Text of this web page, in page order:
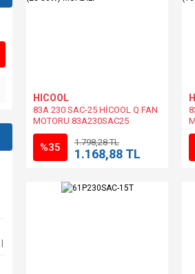
HICOOL
83A 230 SAC-25 HİCOOL Q FAN
MOTORU 83A230SAC25
BESLEME 230VAC İNPUT 90W
OUTPUT 25W/EBMPAPST
M4Q045-DA05-01 (23-86W)
%35 1.798,28 TL
1.168,88 TL